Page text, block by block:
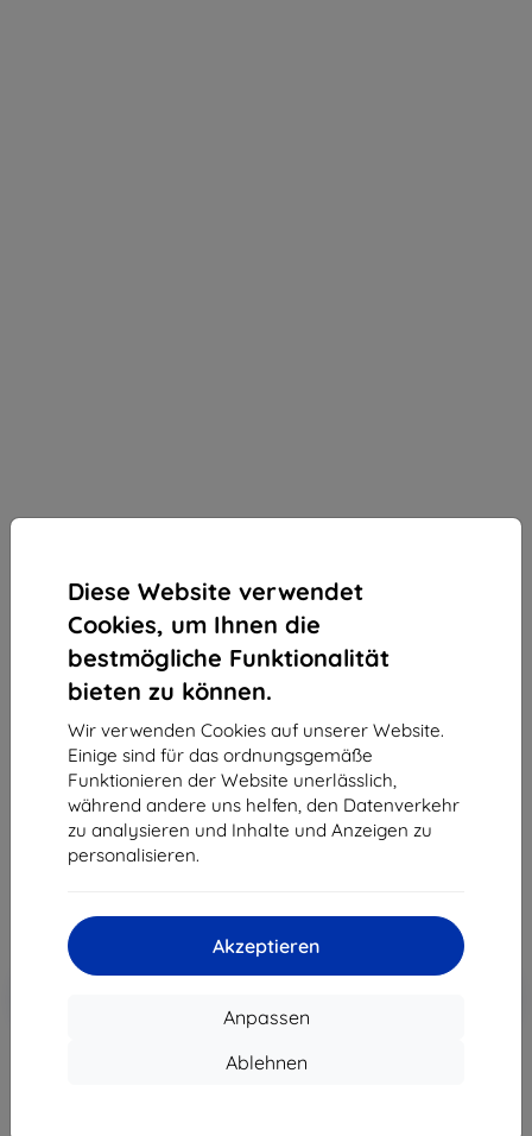
Diese Website verwendet
Cookies, um Ihnen die
bestmögliche Funktionalität
bieten zu können.
Wir verwenden Cookies auf unserer Website.
Einige sind für das ordnungsgemäße
Funktionieren der Website unerlässlich,
während andere uns helfen, den Datenverkehr
zu analysieren und Inhalte und Anzeigen zu
personalisieren.
Akzeptieren
Anpassen
Ablehnen
3MK Foil ARC+ FS Asus Zenfone 8 Flip 5G
Vollbildschutzfolie
Geeignet für: Asus Zenfone 8 Flip
Produktbeschreibung
11,90 €
ohne MWSt
In den